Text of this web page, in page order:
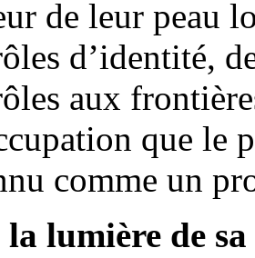
de leur peau
d’identité,
aux
que le
comme un
lumière de